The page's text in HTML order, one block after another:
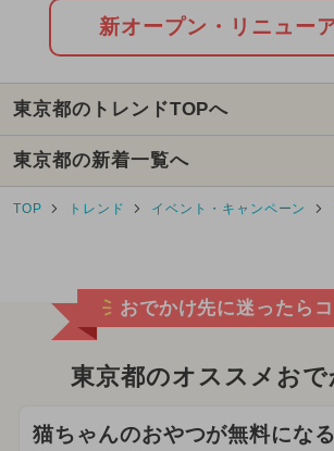
2026年7月のイベント ク
2024年7月のイベント
2024年5月のイベント
2024年11月のイベント
2024年12月のイベント
2025年10月のイベント
2025年3月のイベント
新オープン・リニュー
東京都のトレンドTOPへ
東京都の新着一覧へ
TOP トレンド イベント・キャンペーン
おでかけ先に迷ったらコ
東京都のオススメおで
猫ちゃんのおやつが無料にな